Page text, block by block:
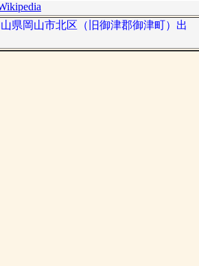
県岡山市北区（旧御津郡御津町）出